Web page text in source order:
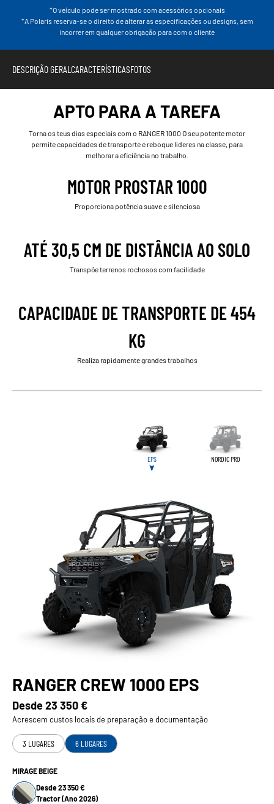
*O veículo pode ser mostrado com acessórios opcionais
*A Polaris reserva-se o direito de alterar as especificações ou designs, sem
incorrer em qualquer obrigação para com o cliente
DESCRIÇÃO GERALCARACTERÍSTICASFOTOS
APTO PARA A TAREFA
Torna os teus dias especiais com o RANGER 1000 O seu potente motor
permite capacidades de transporte e reboque líderes na classe, para
melhorar a eficiência no trabalho.
MOTOR PROSTAR 1000
Proporciona potência suave e silenciosa
ATÉ 30,5 CM DE DISTÂNCIA AO SOLO
Transpõe terrenos rochosos com facilidade
CAPACIDADE DE TRANSPORTE DE 454
KG
Realiza rapidamente grandes trabalhos
EPS NORDIC PRO
RANGER CREW 1000 EPS
Desde23 350 €
Acrescem custos locais de preparação e documentação
3 LUGARES 6 LUGARES
MIRAGE BEIGE
Desde 23 350 €
Tractor (Ano 2026)